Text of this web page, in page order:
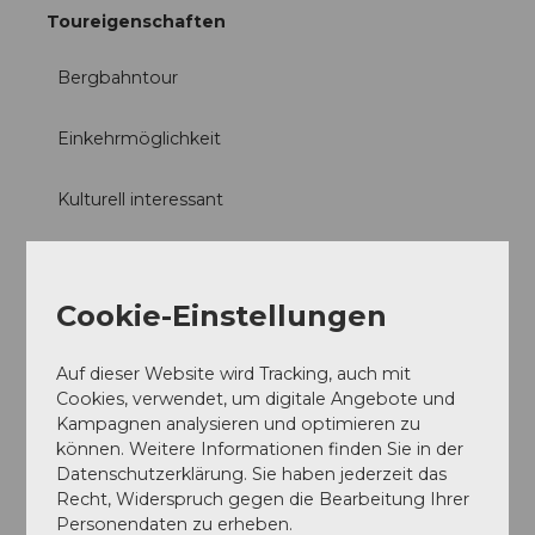
Toureigenschaften
Bergbahntour
Einkehrmöglichkeit
Kulturell interessant
Ausrüstung
Wanderschuhe mit gutem Profil oder Treckingschuhe,
Regenjacke, Getränk, Verpflegung, eventuell Stöcke.
Anreise und Parken
Anfahrt
Cookie-Einstellungen
Auf dieser Website wird Tracking, auch mit
Cookies, verwendet, um digitale Angebote und
Kampagnen analysieren und optimieren zu
können. Weitere Informationen finden Sie in der
Datenschutzerklärung. Sie haben jederzeit das
Recht, Widerspruch gegen die Bearbeitung Ihrer
Personendaten zu erheben.